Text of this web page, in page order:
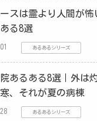
スは霊より人間が怖
る8選
あるあるシリーズ
あるある8選｜外は灼
、それが夏の病棟
あるあるシリーズ